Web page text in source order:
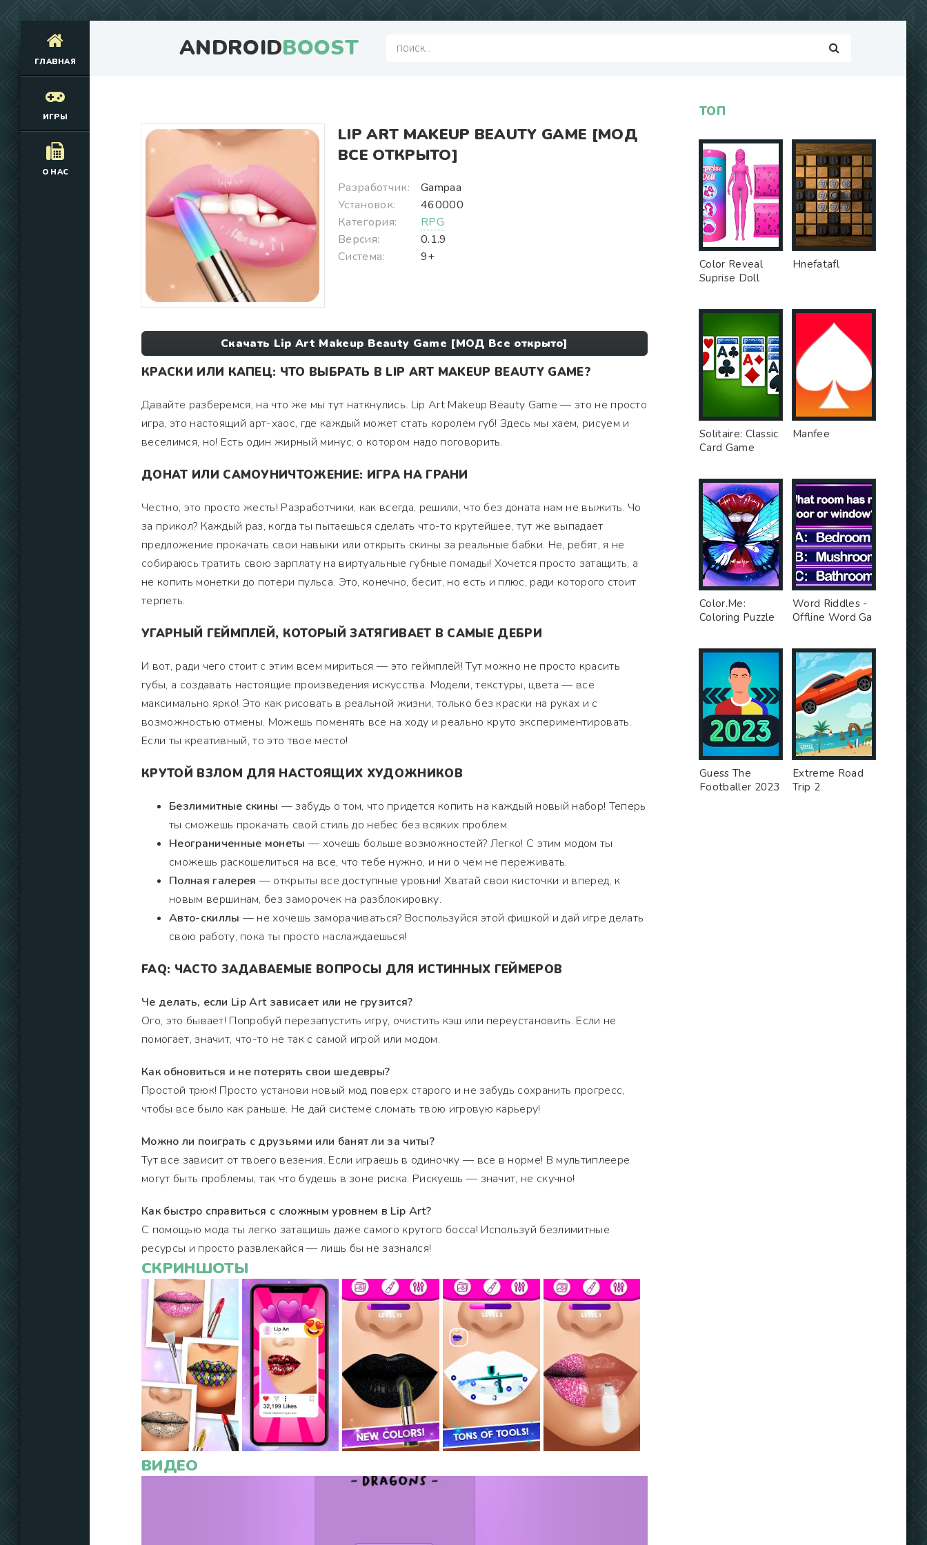
ANDROIDBOOST
ГЛАВНАЯ
ИГРЫ
О НАС
LIP ART MAKEUP BEAUTY GAME [МОД
ВСЕ ОТКРЫТО]
Разработчик:
Gampaa
Установок:
460000
Категория:
RPG
Версия:
0.1.9
Система:
9+
Скачать Lip Art Makeup Beauty Game [МОД Все открыто]
КРАСКИ ИЛИ КАПЕЦ: ЧТО ВЫБРАТЬ В LIP ART MAKEUP BEAUTY GAME?
Давайте разберемся, на что же мы тут наткнулись. Lip Art Makeup Beauty Game — это не просто
игра, это настоящий арт-хаос, где каждый может стать королем губ! Здесь мы хаем, рисуем и
веселимся, но! Есть один жирный минус, о котором надо поговорить.
ДОНАТ ИЛИ САМОУНИЧТОЖЕНИЕ: ИГРА НА ГРАНИ
Честно, это просто жесть! Разработчики, как всегда, решили, что без доната нам не выжить. Чо
за прикол? Каждый раз, когда ты пытаешься сделать что-то крутейшее, тут же выпадает
предложение прокачать свои навыки или открыть скины за реальные бабки. Не, ребят, я не
собираюсь тратить свою зарплату на виртуальные губные помады! Хочется просто затащить, а
не копить монетки до потери пульса. Это, конечно, бесит, но есть и плюс, ради которого стоит
терпеть.
УГАРНЫЙ ГЕЙМПЛЕЙ, КОТОРЫЙ ЗАТЯГИВАЕТ В САМЫЕ ДЕБРИ
И вот, ради чего стоит с этим всем мириться — это геймплей! Тут можно не просто красить
губы, а создавать настоящие произведения искусства. Модели, текстуры, цвета — все
максимально ярко! Это как рисовать в реальной жизни, только без краски на руках и с
возможностью отмены. Можешь поменять все на ходу и реально круто экспериментировать.
Если ты креативный, то это твое место!
КРУТОЙ ВЗЛОМ ДЛЯ НАСТОЯЩИХ ХУДОЖНИКОВ
Безлимитные скины — забудь о том, что придется копить на каждый новый набор! Теперь
ты сможешь прокачать свой стиль до небес без всяких проблем.
Неограниченные монеты — хочешь больше возможностей? Легко! С этим модом ты
сможешь раскошелиться на все, что тебе нужно, и ни о чем не переживать.
Полная галерея — открыты все доступные уровни! Хватай свои кисточки и вперед, к
новым вершинам, без заморочек на разблокировку.
Авто-скиллы — не хочешь заморачиваться? Воспользуйся этой фишкой и дай игре делать
свою работу, пока ты просто наслаждаешься!
FAQ: ЧАСТО ЗАДАВАЕМЫЕ ВОПРОСЫ ДЛЯ ИСТИННЫХ ГЕЙМЕРОВ
Че делать, если Lip Art зависает или не грузится?
Ого, это бывает! Попробуй перезапустить игру, очистить кэш или переустановить. Если не
помогает, значит, что-то не так с самой игрой или модом.
Как обновиться и не потерять свои шедевры?
Простой трюк! Просто установи новый мод поверх старого и не забудь сохранить прогресс,
чтобы все было как раньше. Не дай системе сломать твою игровую карьеру!
Можно ли поиграть с друзьями или банят ли за читы?
Тут все зависит от твоего везения. Если играешь в одиночку — все в норме! В мультиплеере
могут быть проблемы, так что будешь в зоне риска. Рискуешь — значит, не скучно!
Как быстро справиться с сложным уровнем в Lip Art?
С помощью мода ты легко затащишь даже самого крутого босса! Используй безлимитные
ресурсы и просто развлекайся — лишь бы не зазнался!
СКРИНШОТЫ
ВИДЕО
ТОП
Color Reveal
Suprise Doll
Hnefatafl
Solitaire: Classic
Card Game
Manfee
Color.Me:
Coloring Puzzle
Word Riddles -
Offline Word Ga
Guess The
Footballer 2023
Extreme Road
Trip 2